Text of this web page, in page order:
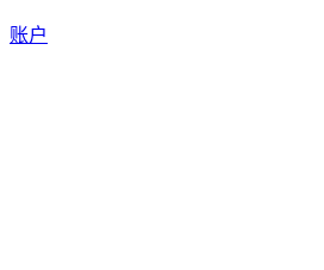
账户